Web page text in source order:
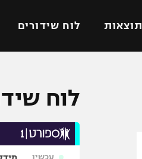
תוצאות לוח שידורים
כדורסל עולמילוח
עכשיו